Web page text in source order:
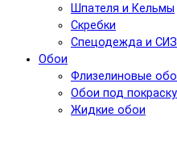
Шпателя и Кельмы
Скребки
Спецодежда и СИЗ
Обои
Флизелиновые
Обои под покраску
Жидкие обои